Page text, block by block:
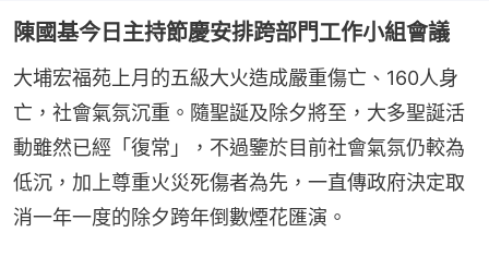
陳國基今日主持節慶安排跨部門工作小組會議
大埔宏福苑上月的五級大火造成嚴重傷亡、160人身
亡，社會氣氛沉重。隨聖誕及除夕將至，大多聖誕活
動雖然已經「復常」，不過鑒於目前社會氣氛仍較為
低沉，加上尊重火災死傷者為先，一直傳政府決定取
消一年一度的除夕跨年倒數煙花匯演。